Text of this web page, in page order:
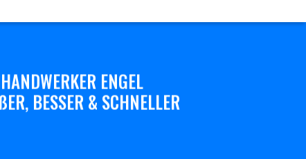
ENGEL
BESSER & SCHNELLER